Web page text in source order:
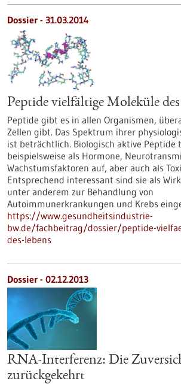
Dossier - 31.03.2014
Peptide vielfältige Moleküle
Peptide gibt es in allen Organismen,
Zellen gibt. Das Spektrum ihrer
ist beträchtlich. Biologisch aktive Peptide
beispielsweise als Hormone,
Wachstumsfaktoren auf, aber auch als
Entsprechend interessant sind sie als
unter anderem zur Behandlung von
Autoimmunerkrankungen und Krebs
https://www.gesundheitsindustrie-
bw.de/fachbeitrag/dossier/peptide-
des-lebens
Dossier - 02.12.2013
RNA-Interferenz: Die
zurückgekehrt